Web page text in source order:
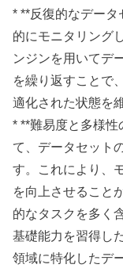
* **反復的なデータ
的にモニタリング
ンジンを用いてデ
を繰り返すことで
適化された状態を
* **難易度と多様
て、データセット
す。これにより、
を向上させること
的なタスクを多く
基礎能力を習得し
領域に特化したデ